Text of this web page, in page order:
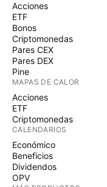
Acciones
ETF
Bonos
Criptomonedas
Pares CEX
Pares DEX
Pine
MAPAS DE CALOR
Acciones
ETF
Criptomonedas
CALENDARIOS
Económico
Beneficios
Dividendos
OPV